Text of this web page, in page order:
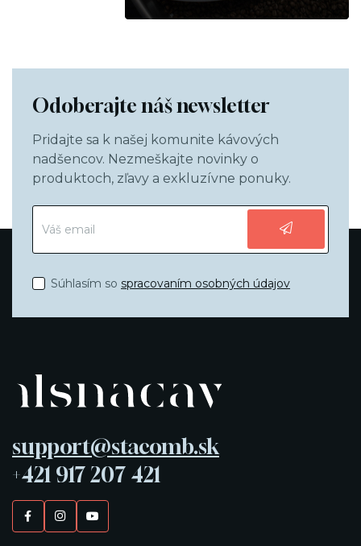
Odoberajte náš newsletter
Pridajte sa k našej komunite kávových
nadšencov. Nezmeškajte novinky o
produktoch, zľavy a exkluzívne ponuky.
Súhlasím so spracovaním osobných údajov
support@stacomb.sk
+421 917 207 421